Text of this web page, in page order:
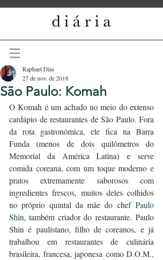
São Paulo: Komah
Raphael Dias
27 de nov. de 2018
O Komah é um achado no meio do extenso
cardápio de restaurantes de São Paulo. Fora
da rota gastronômica, ele fica na Barra
Funda (menos de dois quilômetros do
Memorial da América Latina) e serve
comida coreana, com um toque moderno e
pratos extremamente saborosos com
ingredientes frescos, muitos deles colhidos
no próprio quintal da mãe do chef Paulo
Shin, também criador do restaurante. Paulo
Shin é paulistano, filho de coreanos, e já
trabalhou em restaurantes de culinária
brasileira, francesa, japonesa como D.O.M.,